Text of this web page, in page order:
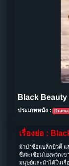
Black
ประเภทหนัง :
เรื่องย่อ :
ม้าป่าชื่อแบล็กบิวตี้ แ
ซึ่งจะเชื่อมโยงพวกเ
มนุษย์และม้าได้ในเรื่